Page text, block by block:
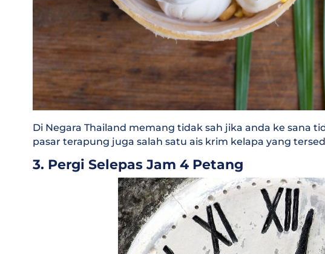
Di Negara Thailand memang tidak sah jika anda ke sana
pasar terapung juga salah satu ais krim kelapa yang
3. Pergi Selepas Jam 4 Petang